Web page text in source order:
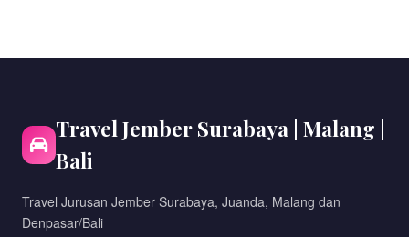
Travel Jember Surabaya | Malang |
Bali
Travel Jurusan Jember Surabaya, Juanda, Malang dan
Denpasar/Bali